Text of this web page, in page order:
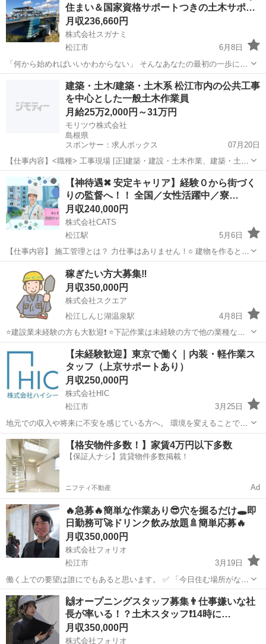
定業務など) ◆...
住まい＆国家資格サポートつきの土木サポ…
月収236,660円
株式会社スガナミ
松江市
6月8日
「何から始めればいいかわからない」 そんなあなたの最初の一歩に、
ぴったりの仕事です。 お願いするのは、橋や道路づくりの現場を支え
る“サポート業務”。 具体的には… 現場で使う道具や資材の準備 進捗の
松江市 土木 未経験
建築・土木/建築・土木系 松江市内の公共工事
を中心とした一般土木作業員
月給25万2,000円～31万円
モリツウ株式会社
島根県
スポンサー：求人ボックス
07月20日
【仕事内容】<職種> 工事現場 [正]建築・建設・土木作業、建築・土木
その他 <雇用形態> 正社員 <給与> [正]月給25.2万円～31万円 交通費:
一部支給 実費支給(上限月額10,000円) 月給252,000円～310,0...
正社員
【神待遇✖ 安定キャリア】経験０から街づく
りの監督へ！！ 全国／女性活躍中／寮…
月収240,000円
株式会社CATS
松江駅
5月6日
【仕事内容】 施工管理とは？ 力仕事はありません！○ 建物を作るとき
に、工事を「ちゃんと・安全に・予定どおり」に進めるために見守る
お仕事です。 ［実際のお仕事内容］ ⚫ 予定を立てる →今日はどこか
ら工事する...
松江駅 施工管理
稼ぎたい方大募集‼️
月収350,000円
株式会社スクエア
松江しんじ湖温泉駅
4月8日
⭐️建設業未経験の方も大歓迎❗️ ⭐️下記作業は未経験の方で他の業種なら
経験が有ると言う方もしっかりあなたの経験を考慮致します❗️ ⭐️作業内
容 一般土木・鍛治溶接作業 寮 1人部屋 ※寮費・光熱費無料 食事
朝、晩...
松江しんじ湖温泉駅 大工 未経験
【未経験歓迎】東京で働く｜内装・軽作業ス
タッフ（上京サポートあり）
月収250,000円
株式会社HIC
松江市
3月25日
地元での収入や将来に不安を感じている方へ。 環境を変えることで、
働き方や収入は変えていくことができます。 未経験からでもスタート
できる仕事です。 ⸻ ■仕事内容 内装工事・軽作業・現場補助など
（ボード・軽量・資材運び...
島根 松江市 内装職人 未経験
【格安物件多数！】家賃4万円以下多数
【保証人ナシ】賃貸物件多数掲載！
ニフティ不動産 Ad
🔥急募🔥簡単な作業あり😎穴を掘るだけ🕳️即
日勤務可🚀ドリンク飲み放題🚿簡単応募🔥
月収350,000円
株式会社フォリオ
松江市
3月19日
働く上での要望は誰にでもあると思います。 ✅ 「今日住む場所がな
い、即入寮したい」 ✅ 「手持ちがピンチ、明日日払いが欲しい」 ✅
「経験ないけど、とにかく稼ぎたい」 私たちにご相談いただければ、
そんなあ...
島根 松江市 未経験
🙌オープニングスタッフ募集👨仕事嫌いな社
長が率いる！？土木スタッフ❗️14時に…
月収350,000円
株式会社フォリオ